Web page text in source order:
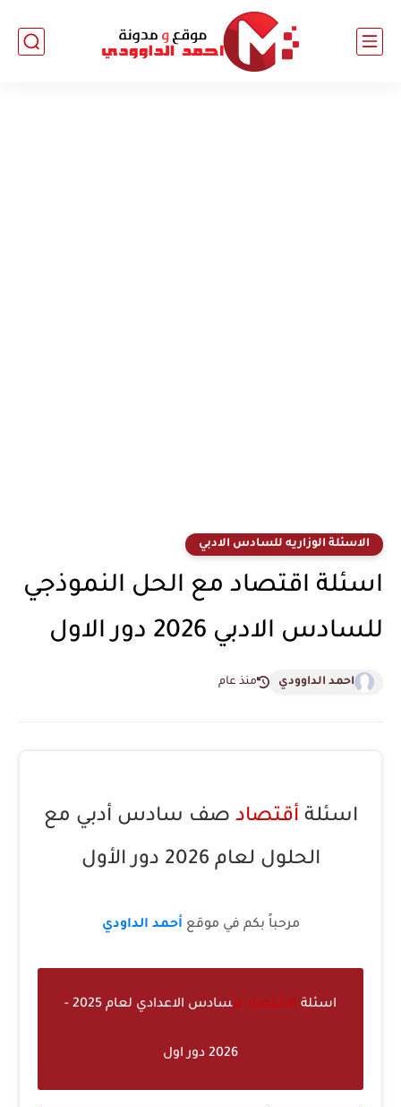
الاسئلة الوزاريه للسادس الادبي
اسئلة اقتصاد مع الحل النموذجي
للسادس الادبي 2026 دور الاول
احمد الداوودي منذ عام
اسئلة أقتصاد صف سادس أدبي مع
الحلول لعام 2026 دور الأول
مرحباً بكم في موقع أحمد الداودي
اسئلة الاقتصاد لل سادس الاعدادي لعام 2025 -
2026 دور اول